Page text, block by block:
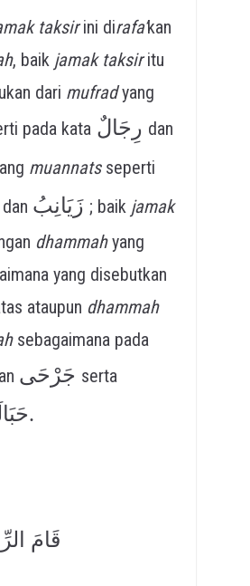
taksirini dirafa’kan
, baik jamak taksiritu
dari mufradyang
pada kata dan
muannatsseperti
dan زَيَانِبُ ; baik jamak
dhammahyang
yang disebutkan
ataupun dhammah
sebagaimana pada
serta
حَبَالَى.
قَامَ